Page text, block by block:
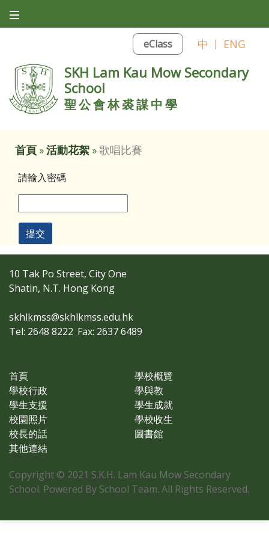
eClass 中 | ENG
SKH Lam Kau Mow Secondary
School
聖公會林裘謀中學
首頁 »活動花絮 »歌唱比賽
請輸入密碼
提交
10 Tak Po Street, City One
Shatin, N.T. Hong Kong
skhlkmss@skhlkmss.edu.hk
Tel: 2648 8222 Fax: 2637 6489
首頁
學校概覽
學校行政
學與教
學生支援
學生成就
校園照片
學校收生
校長的話
圖書館
其他連結
Copyright © 2021 S.K.H. Lam Kau Mow Secondary
School. Powered By School Team. All Rights Reserved.